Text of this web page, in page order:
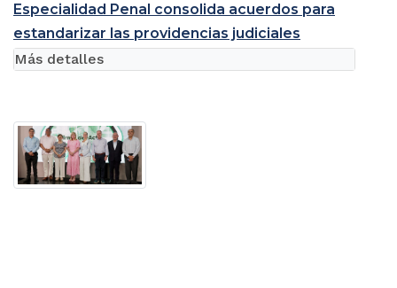
Especialidad Penal consolida acuerdos para
estandarizar las providencias judiciales
Más detalles